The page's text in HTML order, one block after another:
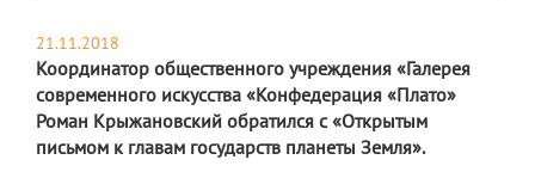
21.11.2018
Координатор общественного учреждения «Галерея
современного искусства «Конфедерация «Плато»
Роман Крыжановский обратился с «Открытым
письмом к главам государств планеты Земля».